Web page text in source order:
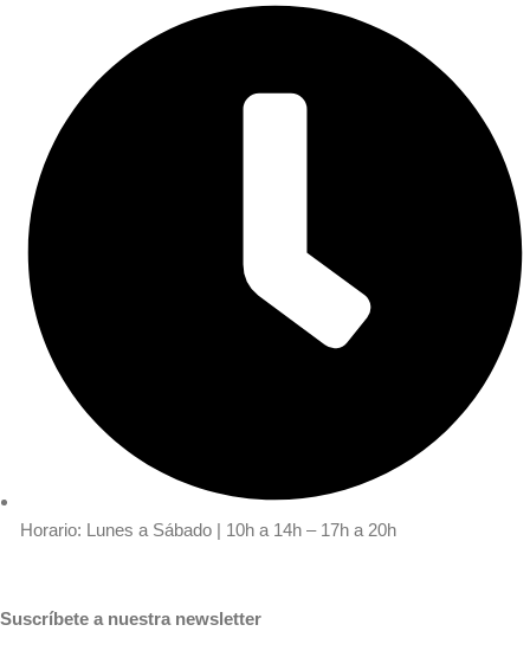
Horario: Lunes a Sábado | 10h a 14h – 17h a 20h
Suscríbete a nuestra newsletter